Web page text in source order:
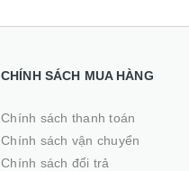
CHÍNH SÁCH MUA HÀNG
Chính sách thanh toán
Chính sách vận chuyển
Chính sách đổi trả